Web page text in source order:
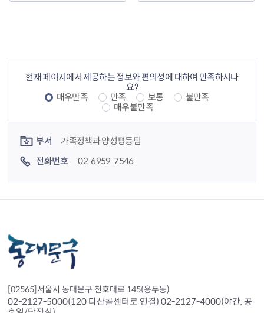
현재 페이지에서 제공하는 정보와 편의성에 대하여 만족하시나
요?
매우만족
만족 보통
불만족
매우불만족
부서
가족정책과 양성평등팀
전화번호
02-6959-7546
[02565]서울시 동대문구 천호대로 145(용두동)
02-2127-5000(120 다산콜센터로 연결) 02-2127-4000(야간, 공